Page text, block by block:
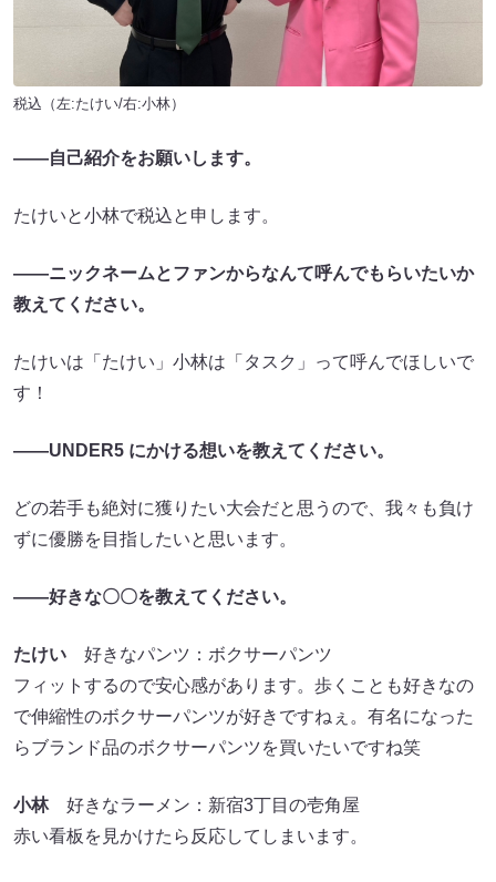
税込（左:たけい/右:小林）
――自己紹介をお願いします。
たけいと小林で税込と申します。
――ニックネームとファンからなんて呼んでもらいたいか
教えてください。
たけいは「たけい」小林は「タスク」って呼んでほしいで
す！
――UNDER5 にかける想いを教えてください。
どの若手も絶対に獲りたい大会だと思うので、我々も負け
ずに優勝を目指したいと思います。
――好きな〇〇を教えてください。
たけい 好きなパンツ：ボクサーパンツ
フィットするので安心感があります。歩くことも好きなの
で伸縮性のボクサーパンツが好きですねぇ。有名になった
らブランド品のボクサーパンツを買いたいですね笑
小林好きなラーメン：新宿3丁目の壱角屋
赤い看板を見かけたら反応してしまいます。